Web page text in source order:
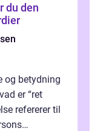
og betydning
er “ret
refererer til